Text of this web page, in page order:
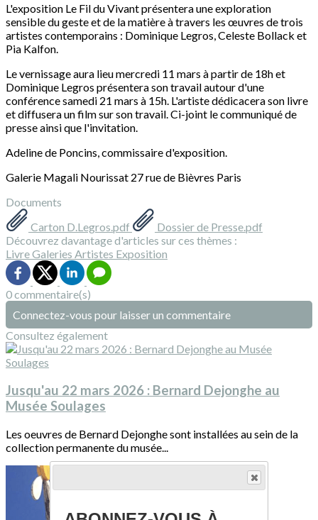
L'exposition Le Fil du Vivant présentera une exploration
sensible du geste et de la matière à travers les œuvres de trois
artistes contemporains : Dominique Legros, Celeste Bollack et
Pia Kalfon.
Le vernissage aura lieu mercredi 11 mars à partir de 18h et
Dominique Legros présentera son travail autour d'une
conférence samedi 21 mars à 15h. L'artiste dédicacera son livre
et diffusera un film sur son travail. Ci-joint le communiqué de
presse ainsi que l'invitation.
Adeline de Poncins, commissaire d'exposition.
Galerie Magali Nourissat 27 rue de Bièvres Paris
Documents
Carton D.Legros.pdf
Dossier de Presse.pdf
Découvrez davantage d'articles sur ces thèmes :
LivreGaleries Artistes Exposition
0 commentaire(s)
Connectez-vous pour laisser un commentaire
Consultez également
Jusqu'au 22 mars 2026 : Bernard Dejonghe au
Musée Soulages
Les oeuvres de Bernard Dejonghe sont installées au sein de la
collection permanente du musée...